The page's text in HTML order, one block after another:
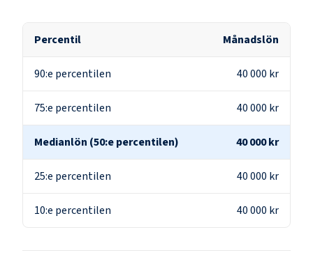
Percentil Månadslön
90:e percentilen 40 000 kr
75:e percentilen 40 000 kr
Medianlön (50:e percentilen) 40 000 kr
25:e percentilen 40 000 kr
10:e percentilen 40 000 kr